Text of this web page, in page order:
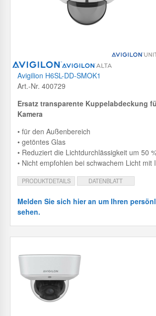
Avigilion H6SL-DD-SMOK1
Art.-Nr. 400729
Ersatz transparente Kuppelabdeckung
Kamera
• für den Außenbereich
• getöntes Glas
• Reduziert die Lichtdurchlässigkeit um 50
• Nicht empfohlen bei schwachem Licht mit
PRODUKTDETAILS DATENBLATT
Melden Sie sich hier an um Ihren
sehen.